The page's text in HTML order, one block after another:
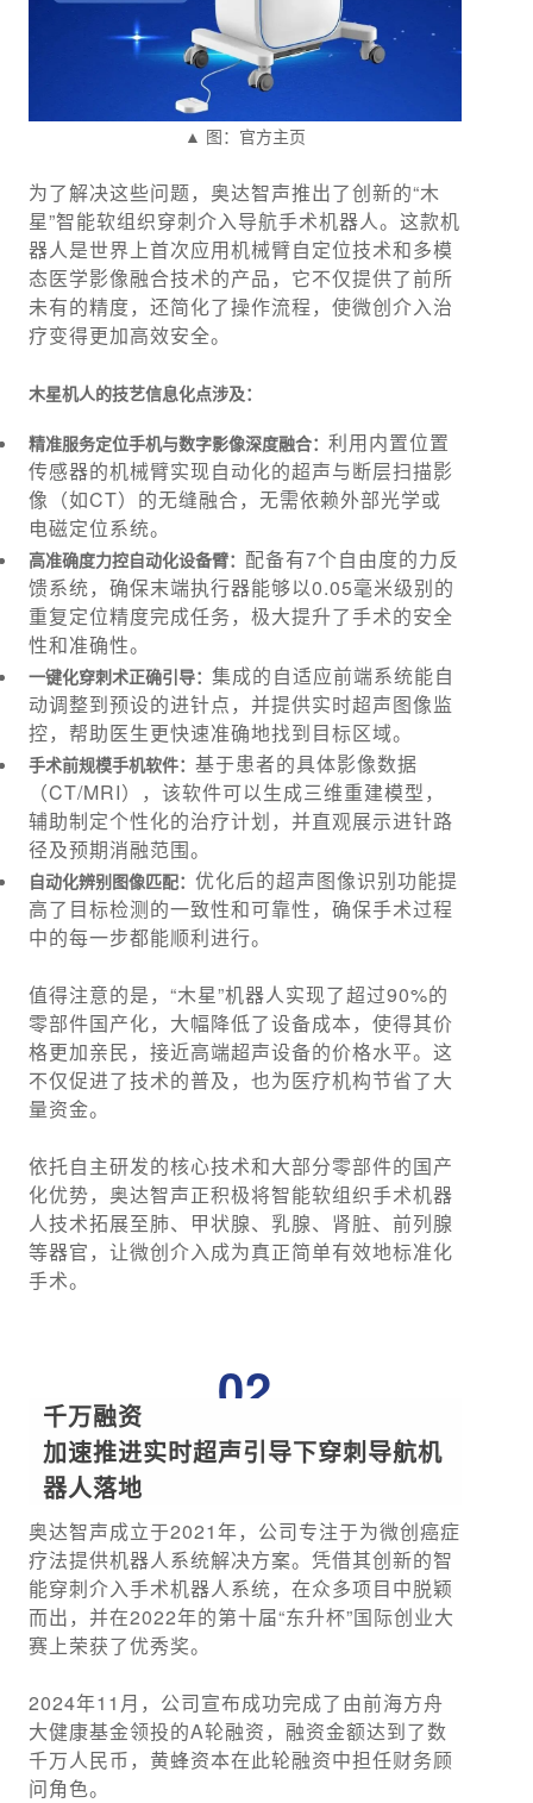
▲ 图：官方主页
为了解决这些问题，奥达智声推出了创新的“木
星”智能软组织穿刺介入导航手术机器人。这款机
器人是世界上首次应用机械臂自定位技术和多模
态医学影像融合技术的产品，它不仅提供了前所
未有的精度，还简化了操作流程，使微创介入治
疗变得更加高效安全。
木星机人的技艺信息化点涉及：
精准服务定位手机与数字影像深度融合：利用内置位置
传感器的机械臂实现自动化的超声与断层扫描影
像（如CT）的无缝融合，无需依赖外部光学或
电磁定位系统。
高准确度力控自动化设备臂： 配备有7个自由度的力反
馈系统，确保末端执行器能够以0.05毫米级别的
重复定位精度完成任务，极大提升了手术的安全
性和准确性。
一键化穿刺术正确引导：集成的自适应前端系统能自
动调整到预设的进针点，并提供实时超声图像监
控，帮助医生更快速准确地找到目标区域。
手术前规模手机软件：基于患者的具体影像数据
（CT/MRI），该软件可以生成三维重建模型，
辅助制定个性化的治疗计划，并直观展示进针路
径及预期消融范围。
自动化辨别图像匹配：优化后的超声图像识别功能提
高了目标检测的一致性和可靠性，确保手术过程
中的每一步都能顺利进行。
值得注意的是，“木星”机器人实现了超过90%的
零部件国产化，大幅降低了设备成本，使得其价
格更加亲民，接近高端超声设备的价格水平。这
不仅促进了技术的普及，也为医疗机构节省了大
量资金。
依托自主研发的核心技术和大部分零部件的国产
化优势，奥达智声正积极将智能软组织手术机器
人技术拓展至肺、甲状腺、乳腺、肾脏、前列腺
等器官，让微创介入成为真正简单有效地标准化
手术。
02
千万融资
加速推进实时超声引导下穿刺导航机
器人落地
奥达智声成立于2021年，公司专注于为微创癌症
疗法提供机器人系统解决方案。凭借其创新的智
能穿刺介入手术机器人系统，在众多项目中脱颖
而出，并在2022年的第十届“东升杯”国际创业大
赛上荣获了优秀奖。
2024年11月，公司宣布成功完成了由前海方舟
大健康基金领投的A轮融资，融资金额达到了数
千万人民币，黄蜂资本在此轮融资中担任财务顾
问角色。